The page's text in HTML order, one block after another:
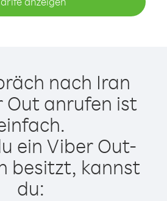
nach Iran
Out anrufen ist
ein Viber Out-
besitzt, kannst
du: